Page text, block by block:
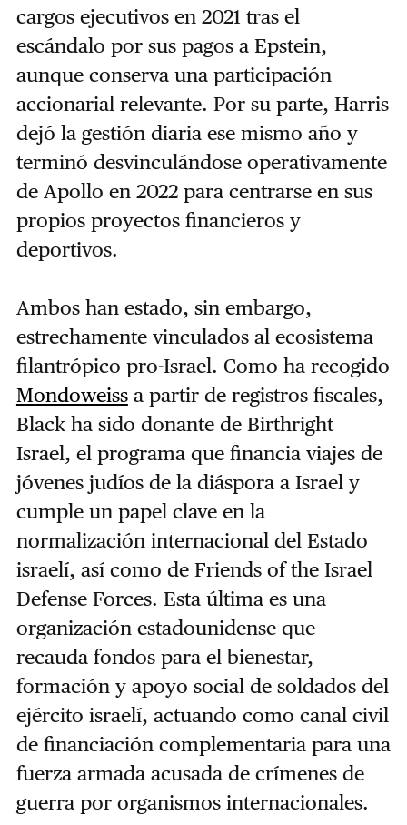
cargos ejecutivos en 2021 tras el
escándalo por sus pagos a Epstein,
aunque conserva una participación
accionarial relevante. Por su parte, Harris
dejó la gestión diaria ese mismo año y
terminó desvinculándose operativamente
de Apollo en 2022 para centrarse en sus
propios proyectos financieros y
deportivos.
Ambos han estado, sin embargo,
estrechamente vinculados al ecosistema
filantrópico pro-Israel. Como ha recogido
Mondoweissa partir de registros fiscales,
Black ha sido donante de Birthright
Israel, el programa que financia viajes de
jóvenes judíos de la diáspora a Israel y
cumple un papel clave en la
normalización internacional del Estado
israelí, así como de Friends of the Israel
Defense Forces. Esta última es una
organización estadounidense que
recauda fondos para el bienestar,
formación y apoyo social de soldados del
ejército israelí, actuando como canal civil
de financiación complementaria para una
fuerza armada acusada de crímenes de
guerra por organismos internacionales.